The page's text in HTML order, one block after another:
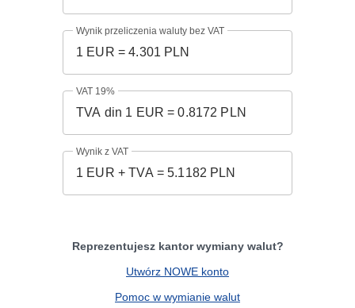
Wynik przeliczenia waluty bez VAT
VAT 19%
Wynik z VAT
Reprezentujesz kantor wymiany walut?
Utwórz NOWE konto
Pomoc w wymianie walut